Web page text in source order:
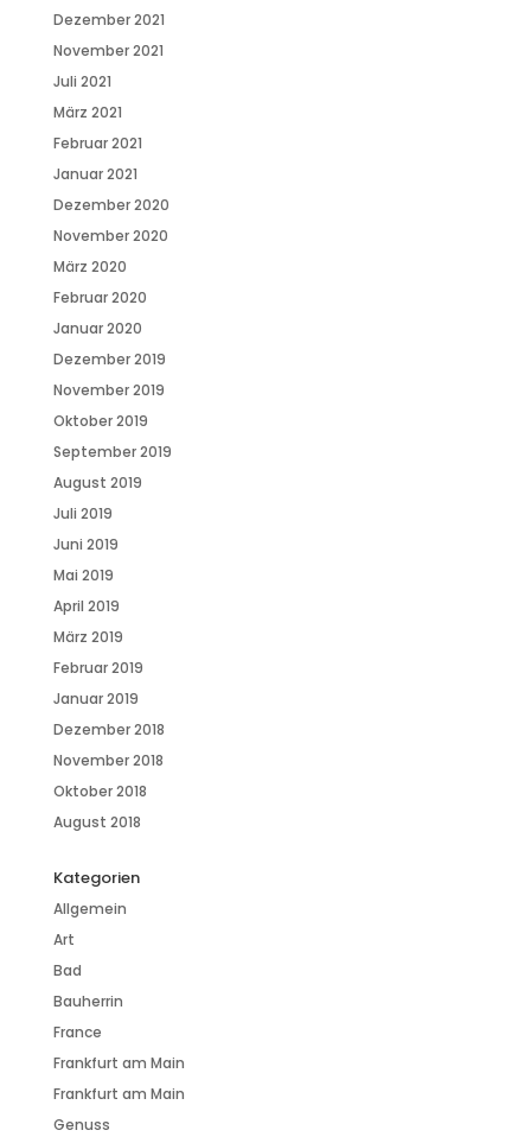
Dezember 2021
November 2021
Juli 2021
März 2021
Februar 2021
Januar 2021
Dezember 2020
November 2020
März 2020
Februar 2020
Januar 2020
Dezember 2019
November 2019
Oktober 2019
September 2019
August 2019
Juli 2019
Juni 2019
Mai 2019
April 2019
März 2019
Februar 2019
Januar 2019
Dezember 2018
November 2018
Oktober 2018
August 2018
Kategorien
Allgemein
Art
Bad
Bauherrin
France
Frankfurt am Main
Frankfurt am Main
Genuss